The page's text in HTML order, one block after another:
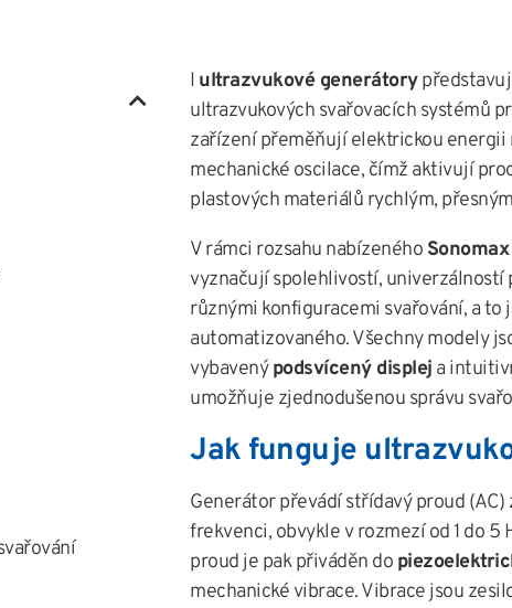
I ultrazvukové generátory
ultrazvukových svařovacích systémů
zařízení přeměňují elektrickou energii
mechanické oscilace, čímž aktivují
plastových materiálů rychlým,
V rámci rozsahu nabízeného
vyznačují spolehlivostí,
různými konfiguracemi svařování, a to
automatizovaného. Všechny modely
vybavenýpodsvícený displej a
umožňuje zjednodušenou správu
Jak funguje
Generátor převádí střídavý proud (AC)
frekvenci, obvykle v rozmezí od 1 do 5
proud je pak přiváděn do
mechanické vibrace. Vibrace jsou